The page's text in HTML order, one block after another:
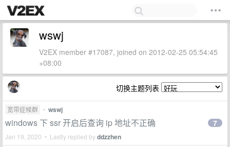
wswj
V2EX member #17087, joined on 2012-02-25 05:54:45
+08:00
切换主题列表
宽带症候群 • wswj
windows 下 ssr 开启后查询 ip 地址不正确
Jan 19, 2020 • Lastly replied byddzzhen
7